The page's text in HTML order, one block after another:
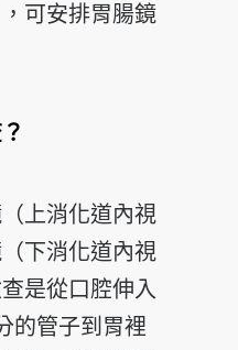
可安排胃腸鏡
上消化道內視
下消化道內視
是從口腔伸入
的管子到胃裡